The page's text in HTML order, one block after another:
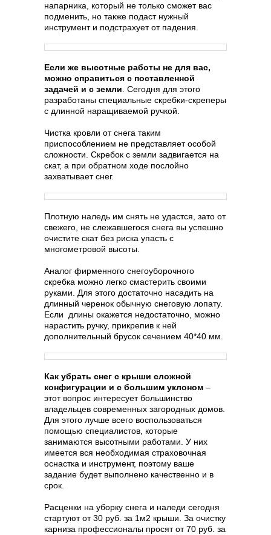
напарника, который не только сможет вас
подменить, но также подаст нужный
инструмент и подстрахует от падения.
Если же высотные работы не для вас,
можно справиться с поставленной
задачей и с земли . Сегодня для этого
разработаны специальные скребки-скреперы
с длинной наращиваемой ручкой.
Чистка кровли от снега таким
приспособлением не представляет особой
сложности. Скребок с земли задвигается на
скат, а при обратном ходе послойно
захватывает снег.
Плотную наледь им снять не удастся, зато от
свежего, не слежавшегося снега вы успешно
очистите скат без риска упасть с
многометровой высоты.
Аналог фирменного снегоуборочного
скребка можно легко смастерить своими
руками. Для этого достаточно насадить на
длинный черенок обычную снеговую лопату.
Если длины окажется недостаточно, можно
нарастить ручку, прикрепив к ней
дополнительный брусок сечением 40*40 мм.
Как убрать снег с крыши сложной
конфигурации и с большим уклоном –
этот вопрос интересует большинство
владельцев современных загородных домов.
Для этого лучше всего воспользоваться
помощью специалистов, которые
занимаются высотными работами. У них
имеется вся необходимая страховочная
оснастка и инструмент, поэтому ваше
задание будет выполнено качественно и в
срок.
Расценки на уборку снега и наледи сегодня
стартуют от 30 руб. за 1м2 крыши. За очистку
карниза профессионалы просят от 70 руб. за